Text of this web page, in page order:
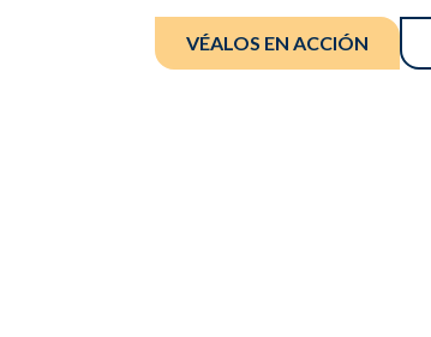
VÉALOS EN ACCIÓN